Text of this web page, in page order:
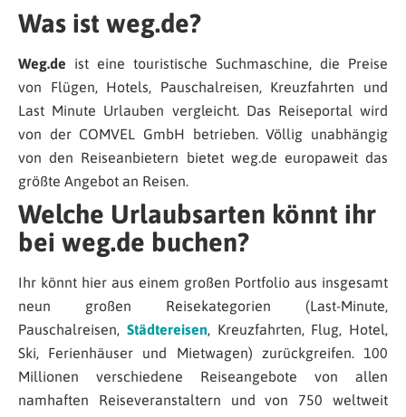
Was ist weg.de?
Weg.de ist eine touristische Suchmaschine, die Preise
von Flügen, Hotels, Pauschalreisen, Kreuzfahrten und
Last Minute Urlauben vergleicht. Das Reiseportal wird
von der COMVEL GmbH betrieben. Völlig unabhängig
von den Reiseanbietern bietet weg.de europaweit das
größte Angebot an Reisen.
Welche Urlaubsarten könnt ihr
bei weg.de buchen?
Ihr könnt hier aus einem großen Portfolio aus insgesamt
neun großen Reisekategorien (Last-Minute,
Pauschalreisen, Städtereisen, Kreuzfahrten, Flug, Hotel,
Ski, Ferienhäuser und Mietwagen) zurückgreifen. 100
Millionen verschiedene Reiseangebote von allen
namhaften Reiseveranstaltern und von 750 weltweit